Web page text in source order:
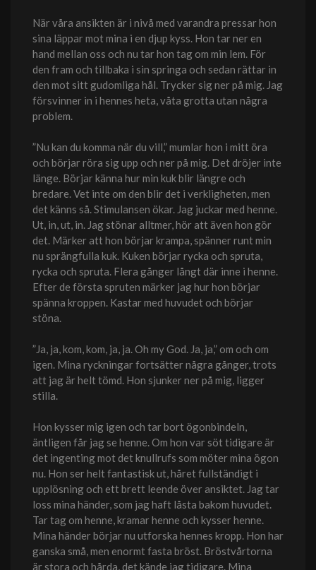
När våra ansikten är i nivå med varandra pressar hon
sina läppar mot mina i en djup kyss. Hon tar ner en
hand mellan oss och nu tar hon tag om min lem. För
den fram och tillbaka i sin springa och sedan rättar in
den mot sitt gudomliga hål. Trycker sig ner på mig. Jag
försvinner in i hennes heta, våta grotta utan några
problem.
”Nu kan du komma när du vill,” mumlar hon i mitt öra
och börjar röra sig upp och ner på mig. Det dröjer inte
länge. Börjar känna hur min kuk blir längre och
bredare. Vet inte om den blir det i verkligheten, men
det känns så. Stimulansen ökar. Jag juckar med henne.
Ut, in, ut, in. Jag stönar alltmer, hör att även hon gör
det. Märker att hon börjar krampa, spänner runt min
nu sprängfulla kuk. Kuken börjar rycka och spruta,
rycka och spruta. Flera gånger långt där inne i henne.
Efter de första spruten märker jag hur hon börjar
spänna kroppen. Kastar med huvudet och börjar
stöna.
”Ja, ja, kom, kom, ja, ja. Oh my God. Ja, ja,” om och om
igen. Mina ryckningar fortsätter några gånger, trots
att jag är helt tömd. Hon sjunker ner på mig, ligger
stilla.
Hon kysser mig igen och tar bort ögonbindeln,
äntligen får jag se henne. Om hon var söt tidigare är
det ingenting mot det knullrufs som möter mina ögon
nu. Hon ser helt fantastisk ut, håret fullständigt i
upplösning och ett brett leende över ansiktet. Jag tar
loss mina händer, som jag haft låsta bakom huvudet.
Tar tag om henne, kramar henne och kysser henne.
Mina händer börjar nu utforska hennes kropp. Hon har
ganska små, men enormt fasta bröst. Bröstvårtorna
är stora och hårda, det kände jag tidigare. Mina